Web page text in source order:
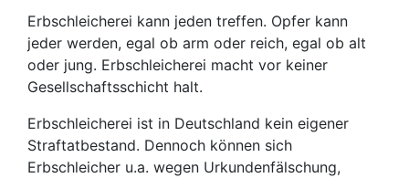
Erbschleicherei kann jeden treffen. Opfer kann
jeder werden, egal ob arm oder reich, egal ob alt
oder jung. Erbschleicherei macht vor keiner
Gesellschaftsschicht halt.
Erbschleicherei ist in Deutschland kein eigener
Straftatbestand. Dennoch können sich
Erbschleicher u.a. wegen Urkundenfälschung,